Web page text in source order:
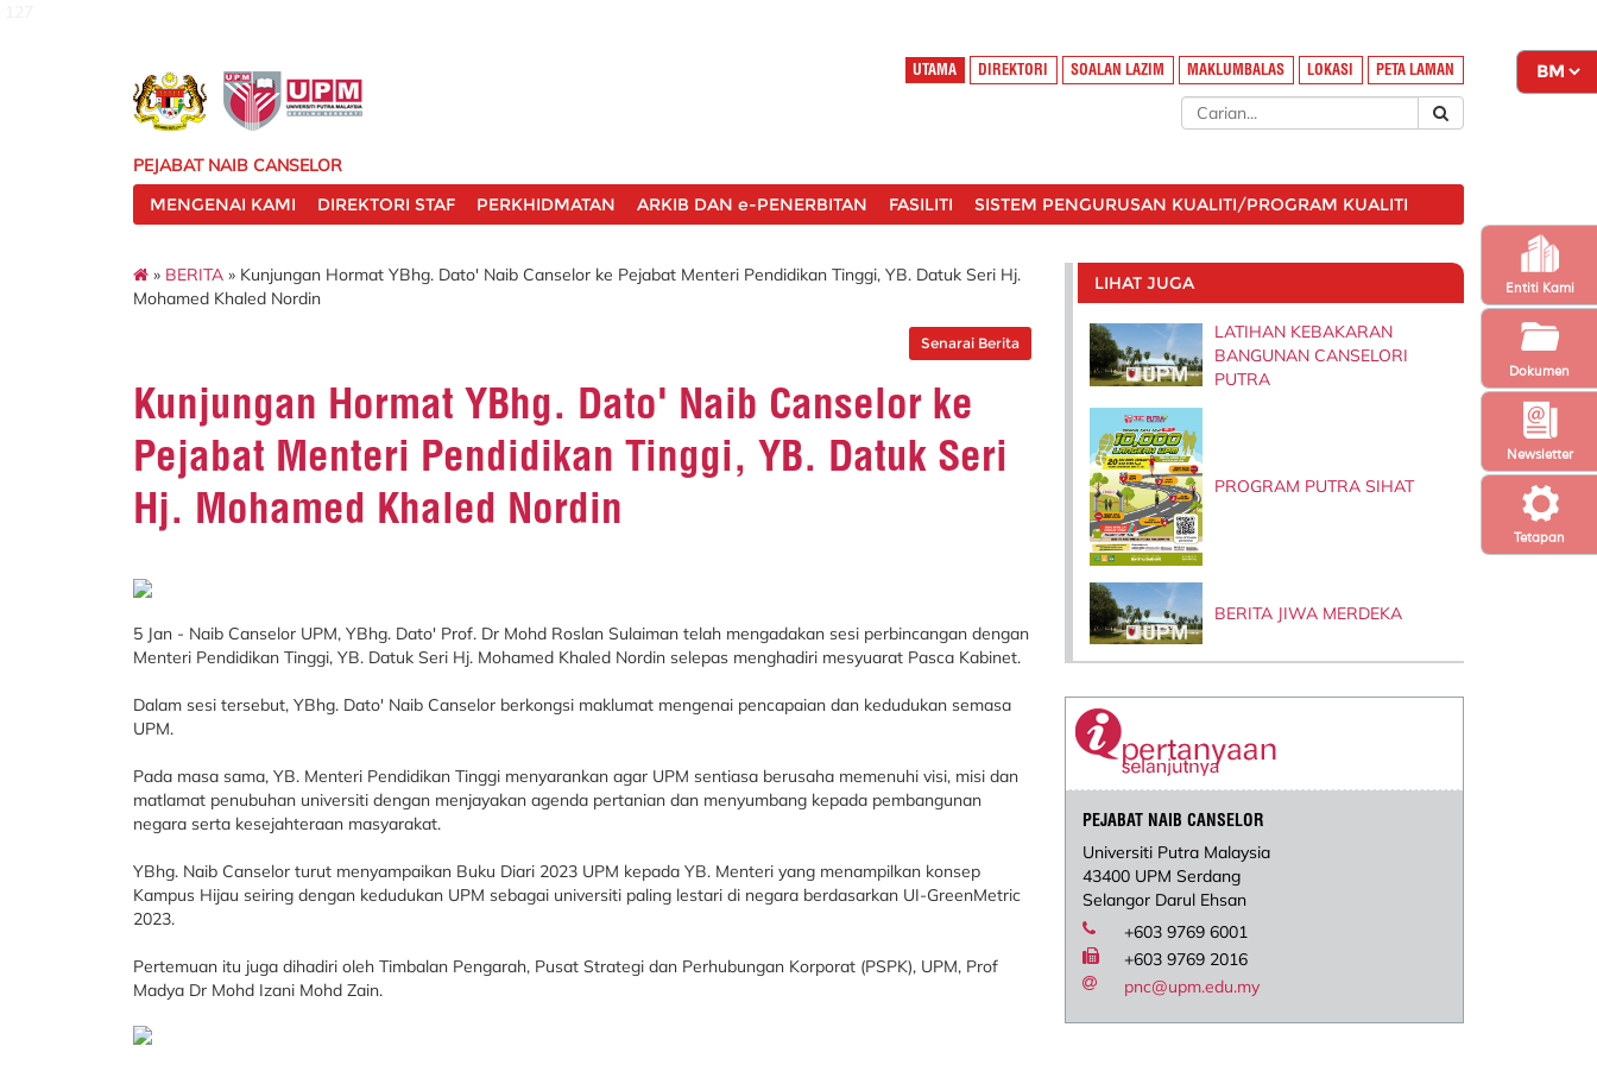
Tetapan
Newsletter
Entiti Kami
Dokumen
UTAMA DIREKTORI SOALAN LAZIM MAKLUMBALAS LOKASI PETA LAMAN
PEJABAT NAIB CANSELOR
MENGENAI KAMI
DIREKTORI STAF PERKHIDMATAN ARKIB DAN e-PENERBITAN FASILITI SISTEM PENGURUSAN KUALITI/PROGRAM KUALITI
» BERITA » Kunjungan Hormat YBhg. Dato' Naib Canselor ke Pejabat Menteri Pendidikan Tinggi, YB. Datuk Seri Hj.
Mohamed Khaled Nordin
Senarai Berita
Kunjungan Hormat YBhg. Dato' Naib Canselor ke
Pejabat Menteri Pendidikan Tinggi, YB. Datuk Seri
Hj. Mohamed Khaled Nordin
5 Jan - Naib Canselor UPM, YBhg. Dato' Prof. Dr Mohd Roslan Sulaiman telah mengadakan sesi perbincangan dengan
Menteri Pendidikan Tinggi, YB. Datuk Seri Hj. Mohamed Khaled Nordin selepas menghadiri mesyuarat Pasca Kabinet.
Dalam sesi tersebut, YBhg. Dato' Naib Canselor berkongsi maklumat mengenai pencapaian dan kedudukan semasa
UPM.
Pada masa sama, YB. Menteri Pendidikan Tinggi menyarankan agar UPM sentiasa berusaha memenuhi visi, misi dan
matlamat penubuhan universiti dengan menjayakan agenda pertanian dan menyumbang kepada pembangunan
negara serta kesejahteraan masyarakat.
YBhg. Naib Canselor turut menyampaikan Buku Diari 2023 UPM kepada YB. Menteri yang menampilkan konsep
Kampus Hijau seiring dengan kedudukan UPM sebagai universiti paling lestari di negara berdasarkan UI-GreenMetric
2023.
Pertemuan itu juga dihadiri oleh Timbalan Pengarah, Pusat Strategi dan Perhubungan Korporat (PSPK), UPM, Prof
Madya Dr Mohd Izani Mohd Zain.
LIHAT JUGA
LATIHAN KEBAKARAN
BANGUNAN CANSELORI
PUTRA
PROGRAM PUTRA SIHAT
BERITA JIWA MERDEKA
PEJABAT NAIB CANSELOR
Universiti Putra Malaysia
43400 UPM Serdang
Selangor Darul Ehsan
+603 9769 6001
+603 9769 2016
pnc@upm.edu.my